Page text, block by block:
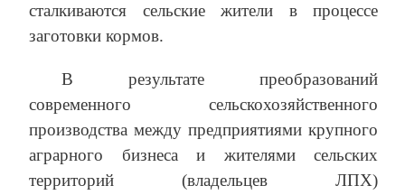
сталкиваются сельские жители в процессе
заготовки кормов.
В результате преобразований
современного сельскохозяйственного
производства между предприятиями крупного
аграрного бизнеса и жителями сельских
территорий (владельцев ЛПХ)